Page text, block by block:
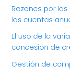
Razones por
las cuentas
El uso de la
concesión de
Gestión de